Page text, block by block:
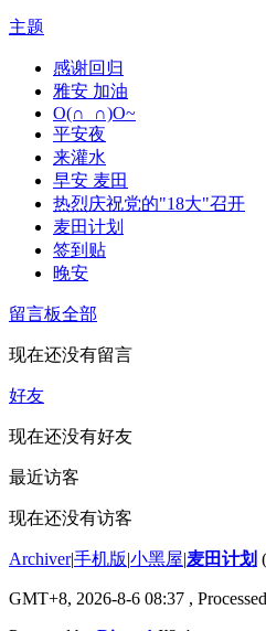
主题
感谢回归
雅安 加油
O(∩_∩)O~
平安夜
来灌水
早安 麦田
热烈庆祝党的"18大"召开
麦田计划
签到贴
晚安
留言板全部
现在还没有留言
好友
现在还没有好友
最近访客
现在还没有访客
Archiver|手机版|小黑屋|麦田计划 (
GMT+8, 2026-8-6 08:37 ,